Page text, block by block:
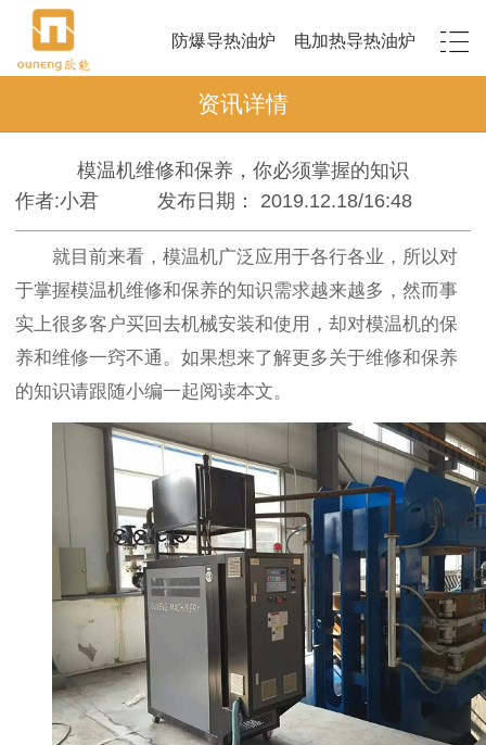
防爆导热油炉 电加热导热油炉
资讯详情
模温机维修和保养，你必须掌握的知识
作者:小君
发布日期： 2019.12.18/16:48
就目前来看，模温机广泛应用于各行各业，所以对
于掌握模温机维修和保养的知识需求越来越多，然而事
实上很多客户买回去机械安装和使用，却对模温机的保
养和维修一窍不通。如果想来了解更多关于维修和保养
的知识请跟随小编一起阅读本文。